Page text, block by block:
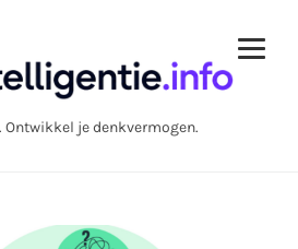
Ontwikkel je denkvermogen.